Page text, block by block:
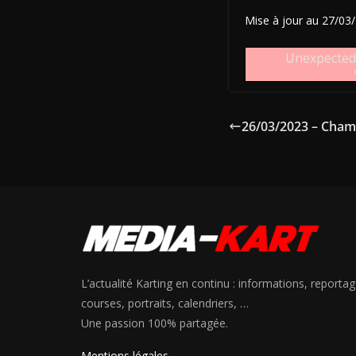
Mise à jour au 27/
26/03/2023 –
L’actualité Karting en continu : informations,
courses, portraits, calendriers, …
Une passion 100% partagée.